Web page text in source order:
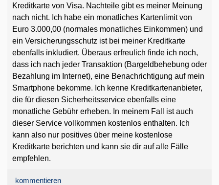
Kreditkarte von Visa. Nachteile gibt es meiner Meinung
nach nicht. Ich habe ein monatliches Kartenlimit von
Euro 3.000,00 (normales monatliches Einkommen) und
ein Versicherungsschutz ist bei meiner Kreditkarte
ebenfalls inkludiert. Überaus erfreulich finde ich noch,
dass ich nach jeder Transaktion (Bargeldbehebung oder
Bezahlung im Internet), eine Benachrichtigung auf mein
Smartphone bekomme. Ich kenne Kreditkartenanbieter,
die für diesen Sicherheitsservice ebenfalls eine
monatliche Gebühr erheben. In meinem Fall ist auch
dieser Service vollkommen kostenlos enthalten. Ich
kann also nur positives über meine kostenlose
Kreditkarte berichten und kann sie dir auf alle Fälle
empfehlen.
kommentieren